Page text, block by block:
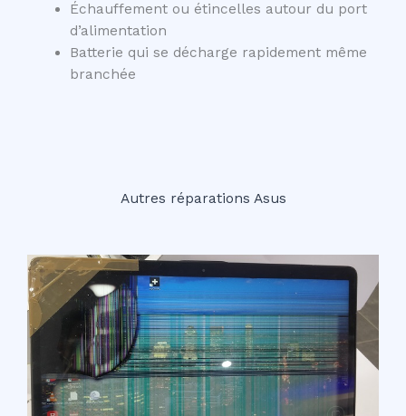
Échauffement ou étincelles autour du port
d’alimentation
Batterie qui se décharge rapidement même
branchée
Autres réparations Asus